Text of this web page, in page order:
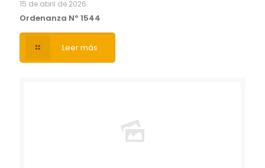
15 de abril de 2026
Ordenanza Nº 1544
Leer más